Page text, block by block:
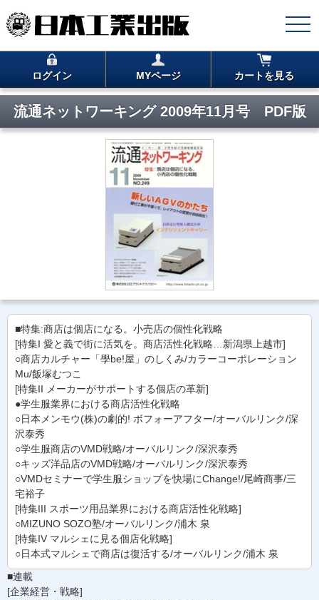
ログイン MYページ カートを見る
流通ネットワーキング 2009年11月号 PDF版
■特集:商店は個店になる。小売店の個性化戦略
[特集I 愛と義で街に活気を。商店活性化戦略…新潟県上越市]
○商店カルチャー「學be!屋」のしくみ/カラーコーポレーション
Mu/飯塚むつこ
[特集II メーカーがサポートする個店の革新]
●学生服業界における商店活性化戦略
○日本メンモウ(株)の劇的! ボフォーアフター/オーバルリンク/深
沢泰秀
○学生服商店のVMD戦略/オーバルリンク/深沢泰秀
○キッズ洋品店のVMD戦略/オーバルリンク/深沢泰秀
○VMDセミナーで学生服ショップを快場にChange!/尾崎商事/三
宅裕子
[特集III スポーツ用品業界における商店活性化戦略]
○MIZUNO SOZO塾/オーバルリンク/浦木 泉
[特集IV マルシェに見る個店化戦略]
○日本式マルシェで商店は復活する/オーバルリンク/浦木 泉
■連載
[企業経営・戦略]